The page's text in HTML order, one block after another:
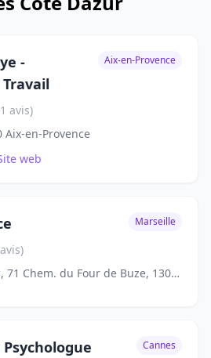
-
Aix-en-Provence
avis)
Aix-en-Provence
web
Marseille
Domaine des Oliviers, 71 Chem. du Four de Buze, 13014 Marseille
Cannes